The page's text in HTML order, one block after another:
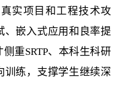
实项目和工程技术攻
、嵌入式应用和良率提
重SRTP、本科生科研
训练，支撑学生继续深